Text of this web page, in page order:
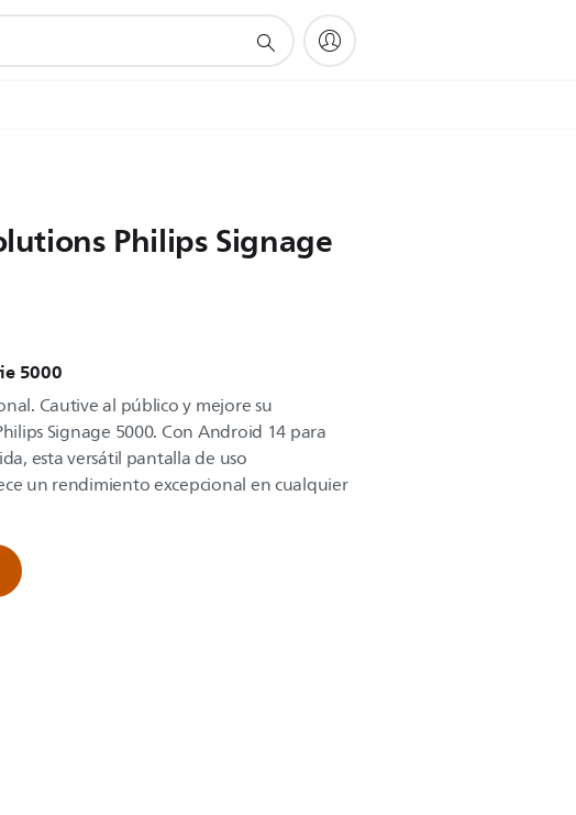
Philips Signage
5000
Cautive al público y mejore su
Signage 5000. Con Android 14 para
esta versátil pantalla de uso
un rendimiento excepcional en cualquier